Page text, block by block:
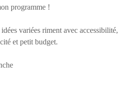
programme !
variées riment avec accessibilité,
et petit budget.